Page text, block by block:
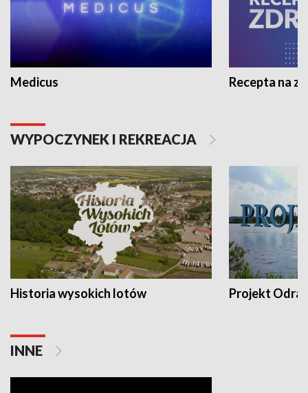
Medicus Recepta na
WYPOCZYNEK I REKREACJA
Historia wysokich lotów Projekt Odra
INNE